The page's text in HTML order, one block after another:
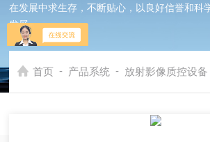
在发展中求生存，不断贴心，以良好信誉和科
发展
首页 - 产品系统 - 放射影像质控设备